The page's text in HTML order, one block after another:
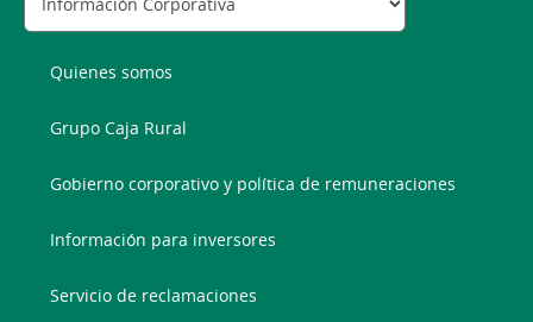
Quienes somos
Grupo Caja Rural
Gobierno corporativo y política de remuneraciones
Información para inversores
Servicio de reclamaciones